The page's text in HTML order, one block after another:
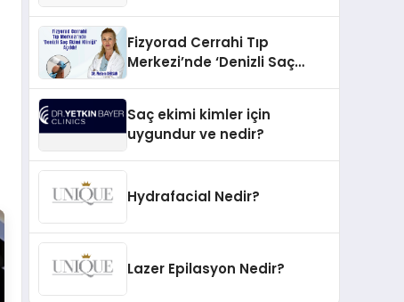
Fizyorad Cerrahi Tıp
Merkezi’nde ‘Denizli Saç
Saç ekimi kimler için
uygundur ve nedir?
Hydrafacial Nedir?
Lazer Epilasyon Nedir?